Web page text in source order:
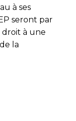
à ses
seront par
droit à une
la